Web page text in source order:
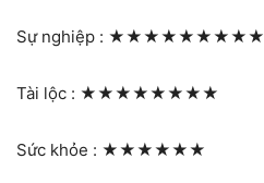
Sự nghiệp : ★★★★★★★★★
Tài lộc : ★★★★★★★★
Sức khỏe : ★★★★★★